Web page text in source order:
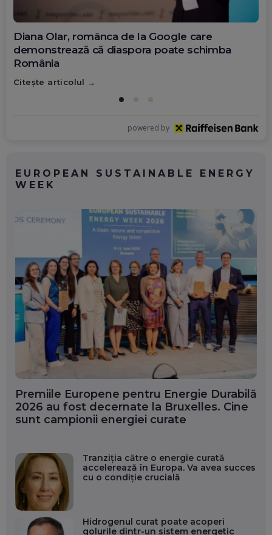
Diana Olar, românca de la Google care
demonstrează că diaspora poate schimba
România
Citește articolul
powered by
EUROPEAN SUSTAINABLE ENERGY
WEEK
Premiile Europene pentru Energie Durabilă
2026 au fost decernate la Bruxelles. Cine
sunt campionii energiei curate
Tranziția către o energie curată
accelerează în Europa. Va avea succes
cu o condiție crucială
Hidrogenul curat poate acoperi
golurile dintr-un sistem energetic